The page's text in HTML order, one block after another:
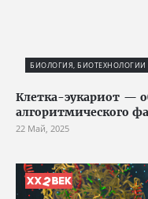
БИОЛОГИЯ, БИОТЕХНОЛОГИИ
Клетка-эукариот —
алгоритмического
22 Май, 2025